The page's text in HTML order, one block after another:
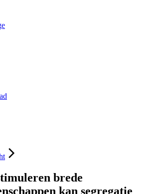
brede
kan segregatie